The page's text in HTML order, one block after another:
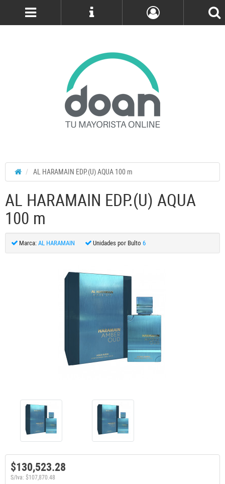
AL HARAMAIN EDP.(U) AQUA 100 m
AL HARAMAIN EDP.(U) AQUA
100 m
Marca: AL HARAMAIN Unidades por Bulto 6
$130,523.28
S/Iva: $107,870.48